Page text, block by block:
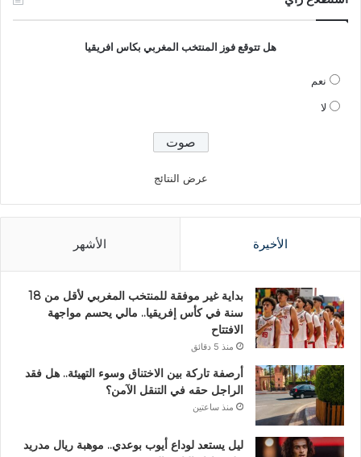
هل تتوقع فوز المنتخب المغربي بكاس افريقيا
نعم
لا
عرض النتائج
الأخيرة الأشهر
بداية غير موفقة للمنتخب المغربي لأقل من 18
سنة في كأس إفريقيا.. مالي يحسم مواجهة
الافتتاح
منذ 5 دقائق
أرصفة تاركة بين الاختناق وسوء التهيئة.. هل فقد
الراجل حقه في التنقل الآمن؟
منذ ساعتين
ليل يستعد لوداع أيوب بوعدي.. موهبة ريال مدريد